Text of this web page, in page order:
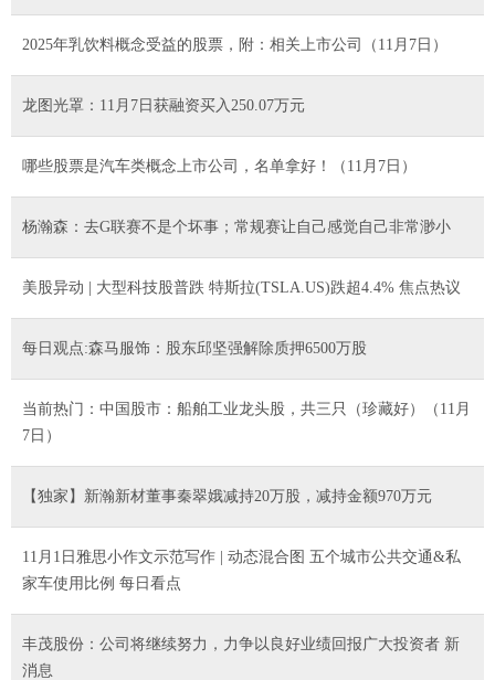
2025年乳饮料概念受益的股票，附：相关上市公司（11月7日）
龙图光罩：11月7日获融资买入250.07万元
哪些股票是汽车类概念上市公司，名单拿好！（11月7日）
杨瀚森：去G联赛不是个坏事；常规赛让自己感觉自己非常渺小
美股异动 | 大型科技股普跌 特斯拉(TSLA.US)跌超4.4% 焦点热议
每日观点:森马服饰：股东邱坚强解除质押6500万股
当前热门：中国股市：船舶工业龙头股，共三只（珍藏好）（11月
7日）
【独家】新瀚新材董事秦翠娥减持20万股，减持金额970万元
11月1日雅思小作文示范写作 | 动态混合图 五个城市公共交通&私
家车使用比例 每日看点
丰茂股份：公司将继续努力，力争以良好业绩回报广大投资者 新
消息